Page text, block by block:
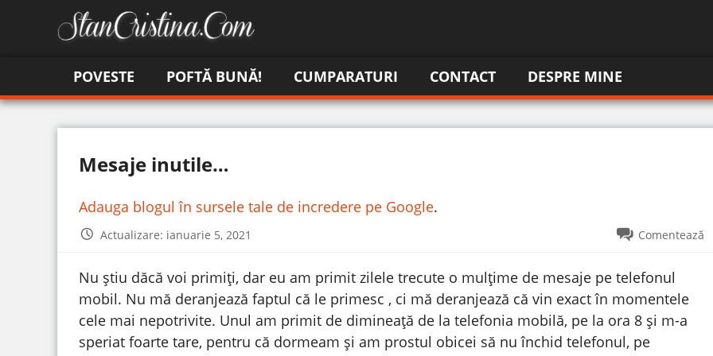
POVESTE POFTĂ BUNĂ! CUMPARATURI CONTACT DESPRE MINE
Mesaje inutile…
Adauga blogul în sursele tale de incredere pe Google.
Actualizare: ianuarie 5, 2021 Comentează
Nu știu dăcă voi primiți, dar eu am primit zilele trecute o mulțime de mesaje pe telefonul
mobil. Nu mă deranjează faptul că le primesc , ci mă deranjează că vin exact în momentele
cele mai nepotrivite. Unul am primit de dimineață de la telefonia mobilă, pe la ora 8 și m-a
speriat foarte tare, pentru că dormeam și am prostul obicei să nu închid telefonul, pe